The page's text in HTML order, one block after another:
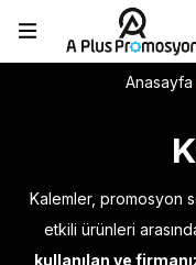
Anasayfa
Kalemler, promosyon
etkili ürünleri
kullanılan ve